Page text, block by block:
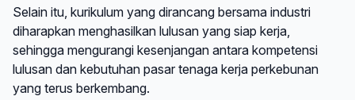
Selain itu, kurikulum yang dirancang bersama industri
diharapkan menghasilkan lulusan yang siap kerja,
sehingga mengurangi kesenjangan antara kompetensi
lulusan dan kebutuhan pasar tenaga kerja perkebunan
yang terus berkembang.